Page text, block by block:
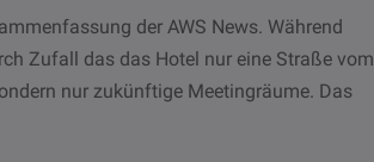
der AWS News. Während
Zufall das das Hotel nur eine Straße vom
nur zukünftige Meetingräume. Das